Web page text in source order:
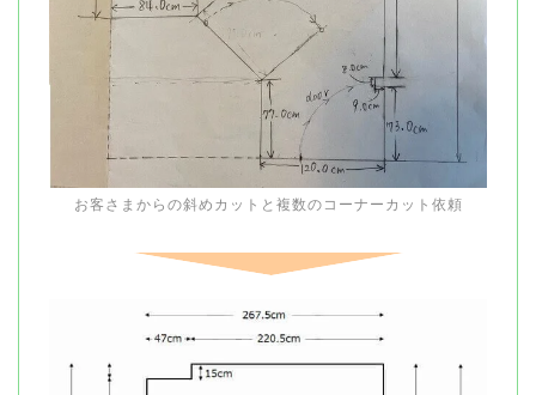
お客さまからの斜めカットと複数のコーナーカット依頼